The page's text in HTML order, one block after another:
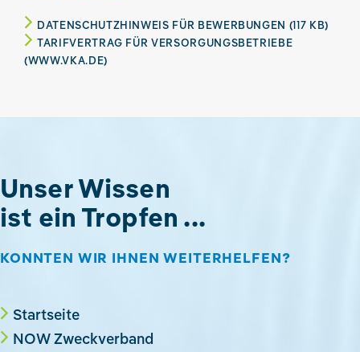
DATENSCHUTZHINWEIS FÜR BEWERBUNGEN (117 KB)
TARIFVERTRAG FÜR VERSORGUNGSBETRIEBE
(WWW.VKA.DE)
Unser Wissen
ist ein Tropfen ...
KONNTEN WIR IHNEN WEITERHELFEN?
Startseite
NOW Zweckverband